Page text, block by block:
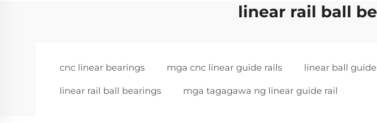
linear rail ball
cnc linear bearings mga cnc linear guide rails linear ball guide
linear rail ball bearings mga tagagawa ng linear guide rail